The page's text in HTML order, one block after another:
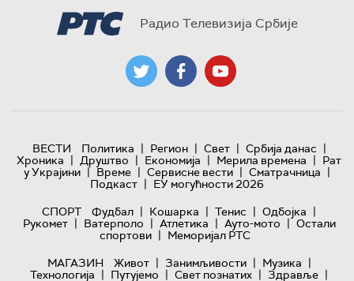
Радио Телевизија Србије
ВЕСТИ Политика | Регион | Свет | Србија данас |
Хроника | Друштво | Економија | Мерила времена | Рат
у Украјини | Време | Сервисне вести | Сматрачница |
Подкаст | ЕУ могућности 2026
СПОРТ
Фудбал | Кошарка | Тенис | Одбојка |
Рукомет | Ватерполо | Атлетика | Ауто-мото | Остали
спортови | Меморијал РТС
МАГАЗИН
Живот | Занимљивости | Музика |
Технологијa | Путујемо | Свет познатих | Здравље |